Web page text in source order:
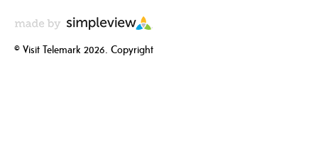
© Visit Telemark 2026. Copyright